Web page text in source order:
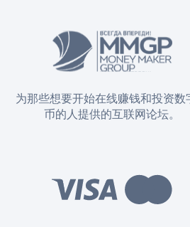
为那些想要开始在线赚钱和投资数
币的人提供的互联网论坛。